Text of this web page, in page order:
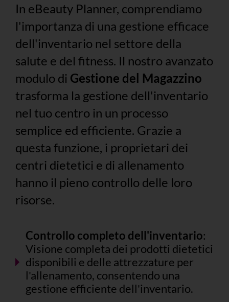
In eBeauty Planner, comprendiamo
l'importanza di una gestione efficace
dell'inventario nel settore della
salute e del fitness. Il nostro avanzato
modulo di Gestione del Magazzino
trasforma la gestione dell'inventario
nel tuo centro in un processo
semplice ed efficiente. Grazie a
questa funzione, i proprietari dei
centri dietetici e di allenamento
hanno il pieno controllo delle loro
risorse.
Controllo completo dell'inventario:
Visione completa dei prodotti dietetici
disponibili e delle attrezzature per
l'allenamento, consentendo una
gestione efficiente dell'inventario.